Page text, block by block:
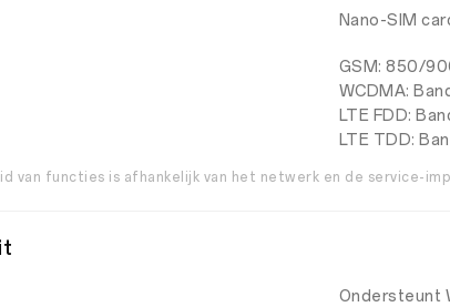
Nano-SIM
GSM: 850/
WCDMA:
LTE FDD:
LTE TDD:
van functies is afhankelijk van het netwerk en de service-
Ondersteunt